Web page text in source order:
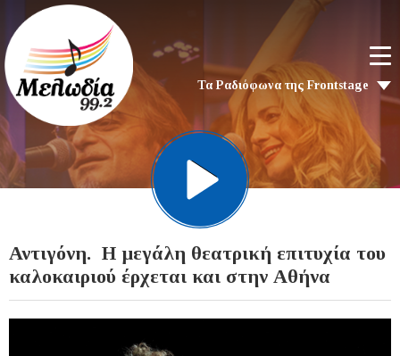
Τα Ραδιόφωνα της Frontstage
Αντιγόνη. Η μεγάλη θεατρική επιτυχία του
καλοκαιριού έρχεται και στην Αθήνα